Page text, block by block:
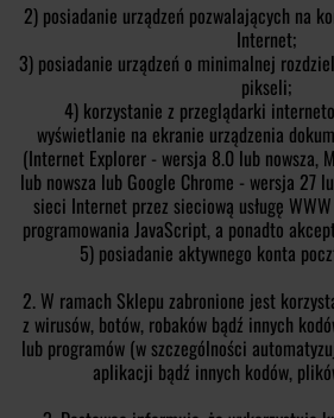
2) posiadanie urządzeń pozwalających na
Internet;
3) posiadanie urządzeń o minimalnej
pikseli;
4) korzystanie z przeglądarki
wyświetlanie na ekranie urządzenia
(Internet Explorer - wersja 8.0 lub nowsza,
lub nowsza lub Google Chrome - wersja 27
sieci Internet przez sieciową usługę
programowania JavaScript, a ponadto
5) posiadanie aktywnego konta
2. W ramach Sklepu zabronione jest
z wirusów, botów, robaków bądź innych
lub programów (w szczególności
aplikacji bądź innych kodów,